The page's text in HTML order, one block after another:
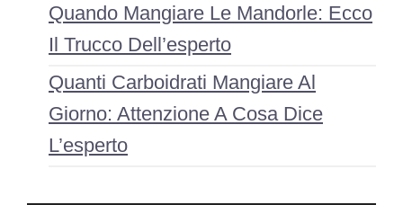
Quando Mangiare Le Mandorle: Ecco
Il Trucco Dell’esperto
Quanti Carboidrati Mangiare Al
Giorno: Attenzione A Cosa Dice
L’esperto